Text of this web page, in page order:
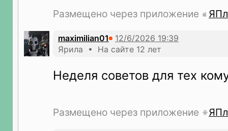
Размещено через приложение
maximilian01
Ярила • На сайте 12 лет
Неделя советов для тех
Размещено через приложение